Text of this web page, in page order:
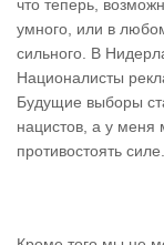
что теперь,
умного, или в
сильного. В
Националисты
Будущие выборы
нацистов, а у меня
противостоять силе.